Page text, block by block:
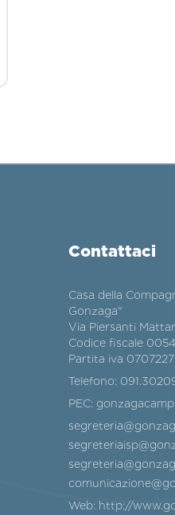
Contattaci
Casa della
Gonzaga"
Via Piersanti
Codice fiscale
Partita iva
Telefono:
PEC:
Web: http://